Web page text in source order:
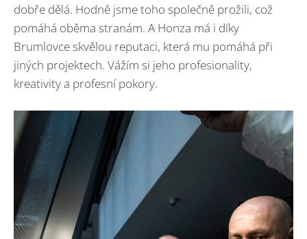
dobře dělá. Hodně jsme toho společně prožili, což
pomáhá oběma stranám. A Honza má i díky
Brumlovce skvělou reputaci, která mu pomáhá při
jiných projektech. Vážím si jeho profesionality,
kreativity a profesní pokory.